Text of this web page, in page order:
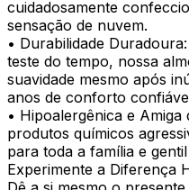
cuidadosamente
sensação de nuvem.
• Durabilidade
teste do tempo, nossa
suavidade mesmo após
anos de conforto
• Hipoalergênica e
produtos químicos
para toda a família e
Experimente a Diferença